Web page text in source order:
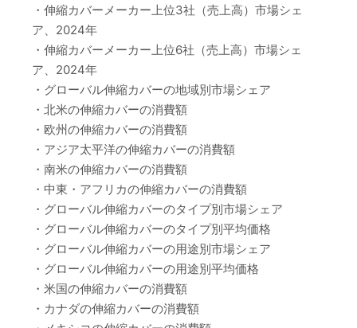
・伸縮カバーメーカー上位3社（売上高）市場シェ
ア、2024年
・伸縮カバーメーカー上位6社（売上高）市場シェ
ア、2024年
・グローバル伸縮カバーの地域別市場シェア
・北米の伸縮カバーの消費額
・欧州の伸縮カバーの消費額
・アジア太平洋の伸縮カバーの消費額
・南米の伸縮カバーの消費額
・中東・アフリカの伸縮カバーの消費額
・グローバル伸縮カバーのタイプ別市場シェア
・グローバル伸縮カバーのタイプ別平均価格
・グローバル伸縮カバーの用途別市場シェア
・グローバル伸縮カバーの用途別平均価格
・米国の伸縮カバーの消費額
・カナダの伸縮カバーの消費額